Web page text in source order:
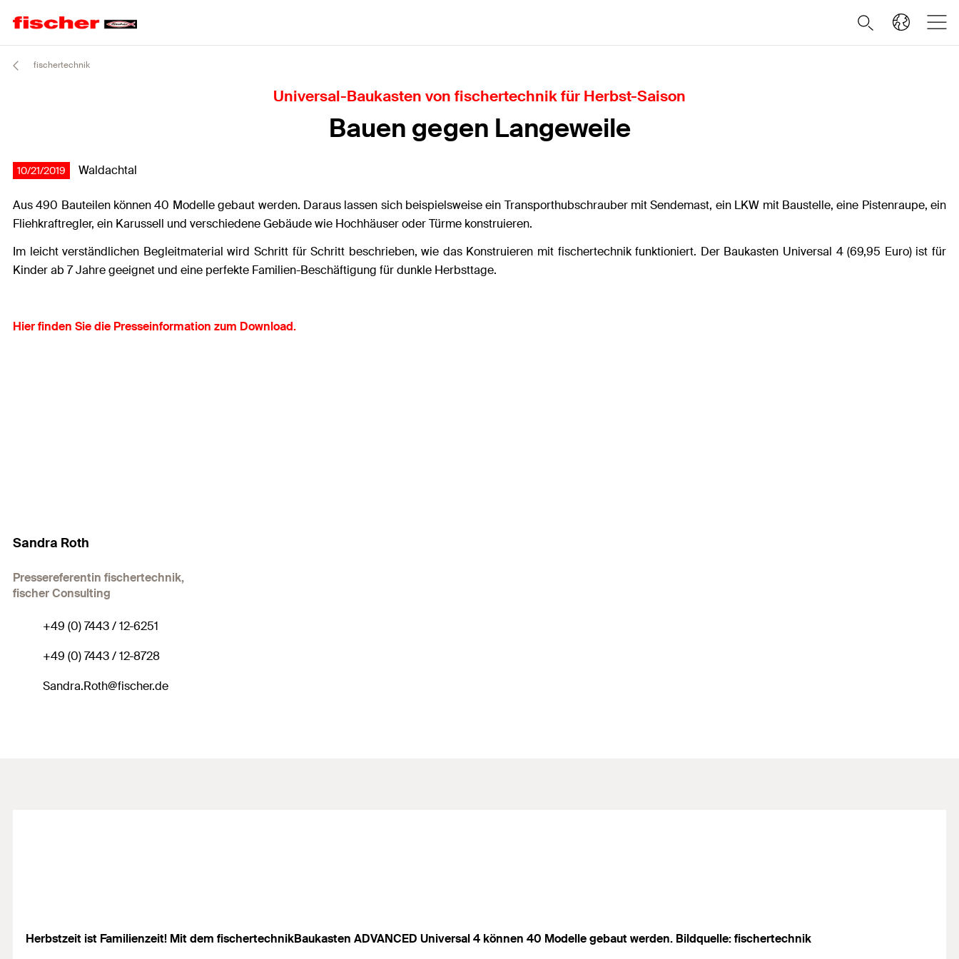
fischertechnik
Universal-Baukasten von fischertechnik für Herbst-Saison
Bauen gegen Langeweile
10/21/2019 Waldachtal
Aus 490 Bauteilen können 40 Modelle gebaut werden. Daraus lassen sich beispielsweise ein Transporthubschrauber mit Sendemast, ein LKW mit Baustelle, eine Pistenraupe, ein
Fliehkraftregler, ein Karussell und verschiedene Gebäude wie Hochhäuser oder Türme konstruieren.
Im leicht verständlichen Begleitmaterial wird Schritt für Schritt beschrieben, wie das Konstruieren mit fischertechnik funktioniert. Der Baukasten Universal 4 (69,95 Euro) ist für
Kinder ab 7 Jahre geeignet und eine perfekte Familien-Beschäftigung für dunkle Herbsttage.
Hier finden Sie die Presseinformation zum Download.
Sandra Roth
Pressereferentin fischertechnik,
fischer Consulting
+49 (0) 7443 / 12-6251
+49 (0) 7443 / 12-8728
Sandra.Roth@fischer.de
Herbstzeit ist Familienzeit! Mit dem fischertechnikBaukasten ADVANCED Universal 4 können 40 Modelle gebaut werden. Bildquelle: fischertechnik